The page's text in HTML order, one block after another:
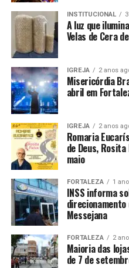
INSTITUCIONAL
A luz que
Velas de Cera
IGREJA 2 anos
Misericórdia
abril em
IGREJA 2 anos
Romaria
de Deus,
maio
FORTALEZA 1
INSS informa
direcionamento
Messejana
FORTALEZA 2
Maioria das
de 7 de